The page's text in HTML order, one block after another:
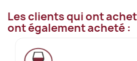
Les clients qui ont
ont également acheté :